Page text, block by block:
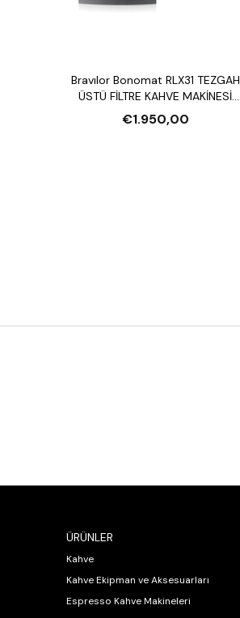
Bravılor Bonomat RLX31 TEZGAH
ÜSTÜ FİLTRE KAHVE MAKİNESİ
VE SU ISITICI
€1.950,00
ÜRÜNLER
Kahve
Kahve Ekipman ve Aksesuarları
Espresso Kahve Makineleri